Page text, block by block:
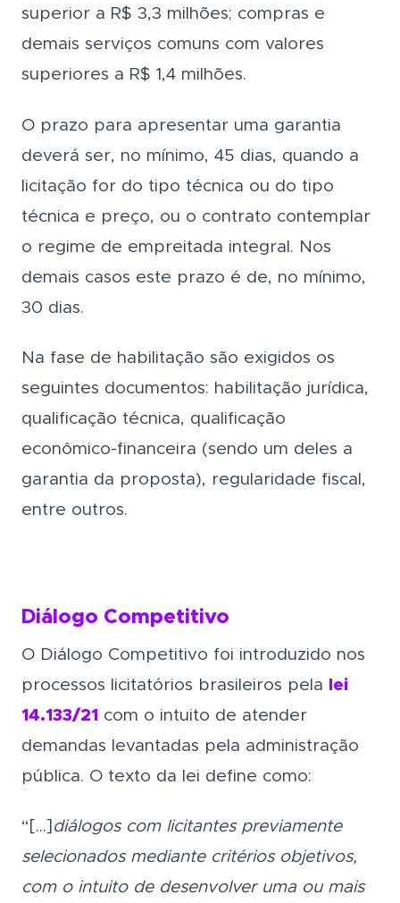
superior a R$ 3,3 milhões; compras e
demais serviços comuns com valores
superiores a R$ 1,4 milhões.
O prazo para apresentar uma garantia
deverá ser, no mínimo, 45 dias, quando a
licitação for do tipo técnica ou do tipo
técnica e preço, ou o contrato contemplar
o regime de empreitada integral. Nos
demais casos este prazo é de, no mínimo,
30 dias.
Na fase de habilitação são exigidos os
seguintes documentos: habilitação jurídica,
qualificação técnica, qualificação
econômico-financeira (sendo um deles a
garantia da proposta), regularidade fiscal,
entre outros.
Diálogo Competitivo
O Diálogo Competitivo foi introduzido nos
processos licitatórios brasileiros pela
lei
14.133/21 com o intuito de atender
demandas levantadas pela administração
pública. O texto da lei define como:
“[…] diálogos com licitantes previamente
selecionados mediante critérios objetivos,
com o intuito de desenvolver uma ou mais